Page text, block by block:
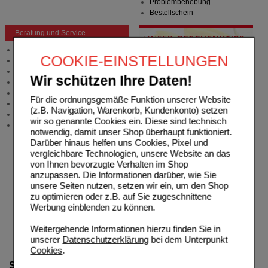
COOKIE-EINSTELLUNGEN
Wir schützen Ihre Daten!
Für die ordnungsgemäße Funktion unserer Website
(z.B. Navigation, Warenkorb, Kundenkonto) setzen
wir so genannte Cookies ein. Diese sind technisch
notwendig, damit unser Shop überhaupt funktioniert.
Darüber hinaus helfen uns Cookies, Pixel und
vergleichbare Technologien, unsere Website an das
von Ihnen bevorzugte Verhalten im Shop
anzupassen. Die Informationen darüber, wie Sie
unsere Seiten nutzen, setzen wir ein, um den Shop
zu optimieren oder z.B. auf Sie zugeschnittene
Werbung einblenden zu können.
Weitergehende Informationen hierzu finden Sie in
unserer Datenschutzerklärungbei dem Unterpunkt
Cookies.
Suche verfeinern
Problembehebung
Bestellschein
Beratung und Service
Produktberatung
Zuzahlungsfreie Arzneien
Newsletter
Neukundenprämie
Stellenangebote